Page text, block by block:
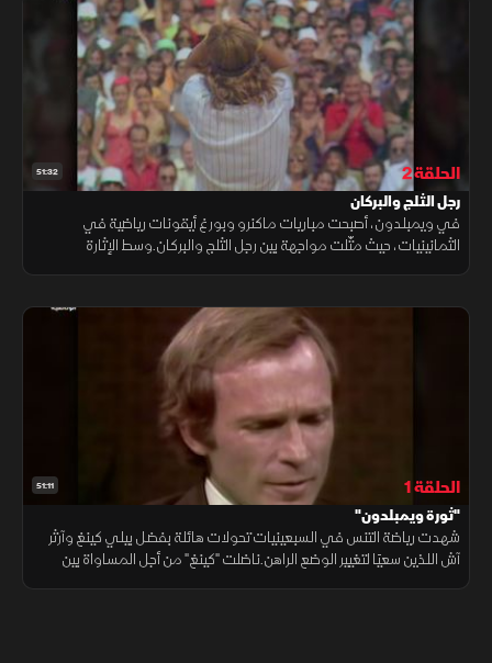
51:32 الحلقة 2
رجل الثلج والبركان
في ويمبلدون، أصبحت مباريات ماكنرو وبورغ أيقونات رياضية في
الثمانينيات، حيث مثّلت مواجهة بين رجل الثلج والبركان.وسط الإثارة
51:11 الحلقة 1
"ثورة ويمبلدون"
شهدت رياضة التنس في السبعينيات تحولات هائلة بفضل بيلي كينغ وآرثر
آش اللذين سعيَا لتغيير الوضع الراهن.ناضلت "كينغ" من أجل المساواة بين